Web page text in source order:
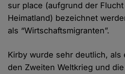
sur place (aufgrund der
Heimatland) bezeichnet
als “Wirtschaftsmigranten”.
Kirby wurde sehr deutlich,
den Zweiten Weltkrieg und